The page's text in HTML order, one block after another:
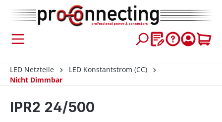
springen
LED Netzteile
LED Konstantstrom (CC)
Nicht Dimmbar
IPR2 24/500